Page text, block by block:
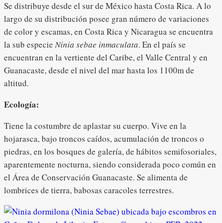
Se distribuye desde el sur de México hasta Costa Rica. A lo
largo de su distribución posee gran número de variaciones
de color y escamas, en Costa Rica y Nicaragua se encuentra
la sub especie Ninia sebae inmaculata. En el país se
encuentran en la vertiente del Caribe, el Valle Central y en
Guanacaste, desde el nivel del mar hasta los 1100m de
altitud.
Ecología:
Tiene la costumbre de aplastar su cuerpo. Vive en la
hojarasca, bajo troncos caídos, acumulación de troncos o
piedras, en los bosques de galería, de hábitos semifosoriales,
aparentemente nocturna, siendo considerada poco común en
el Área de Conservación Guanacaste. Se alimenta de
lombrices de tierra, babosas caracoles terrestres.